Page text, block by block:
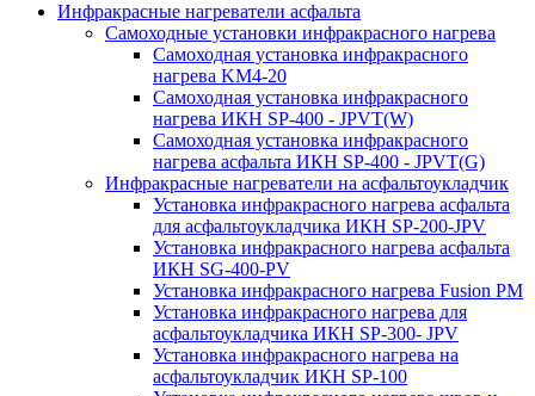
Инфракрасные нагреватели асфальта
Самоходные установки инфракрасного нагрева
Самоходная установка инфракрасного
нагрева KM4-20
Самоходная установка инфракрасного
нагрева ИКН SP-400 - JPVT(W)
Самоходная установка инфракрасного
нагрева асфальта ИКН SP-400 - JPVT(G)
Инфракрасные нагреватели на асфальтоукладчик
Установка инфракрасного нагрева асфальта
для асфальтоукладчика ИКН SP-200-JPV
Установка инфракрасного нагрева асфальта
ИКН SG-400-PV
Установка инфракрасного нагрева Fusion PM
Установка инфракрасного нагрева для
асфальтоукладчика ИКН SP-300- JPV
Установка инфракрасного нагрева на
асфальтоукладчик ИКН SP-100